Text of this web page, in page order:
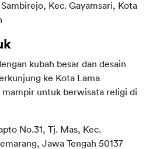
Kec. Gayamsari, Kota
kubah besar dan desain
ke Kota Lama
mampir untuk berwisata religi di
No.31, Tj. Mas, Kec.
Jawa Tengah 50137